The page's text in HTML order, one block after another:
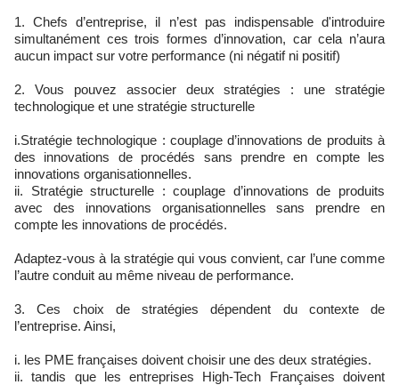
1. Chefs d’entreprise, il n’est pas indispensable d'introduire
simultanément ces trois formes d’innovation, car cela n’aura
aucun impact sur votre performance (ni négatif ni positif)
2. Vous pouvez associer deux stratégies : une stratégie
technologique et une stratégie structurelle
i.Stratégie technologique : couplage d’innovations de produits à
des innovations de procédés sans prendre en compte les
innovations organisationnelles.
ii. Stratégie structurelle : couplage d’innovations de produits
avec des innovations organisationnelles sans prendre en
compte les innovations de procédés.
Adaptez-vous à la stratégie qui vous convient, car l’une comme
l’autre conduit au même niveau de performance.
3. Ces choix de stratégies dépendent du contexte de
l’entreprise. Ainsi,
i. les PME françaises doivent choisir une des deux stratégies.
ii. tandis que les entreprises High-Tech Françaises doivent